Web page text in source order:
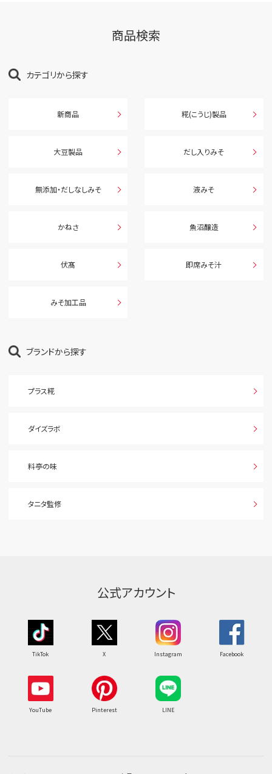
商品検索
カテゴリから探す
新商品 糀(こうじ)製品
大豆製品 だし入りみそ
無添加・だしなしみそ 液みそ
かねさ 魚沼醸造
伏髙 即席みそ汁
みそ加工品
ブランドから探す
プラス糀
ダイズラボ
料亭の味
タニタ監修
公式アカウント
TikTok X Instagram Facebook
YouTube Pinterest LINE